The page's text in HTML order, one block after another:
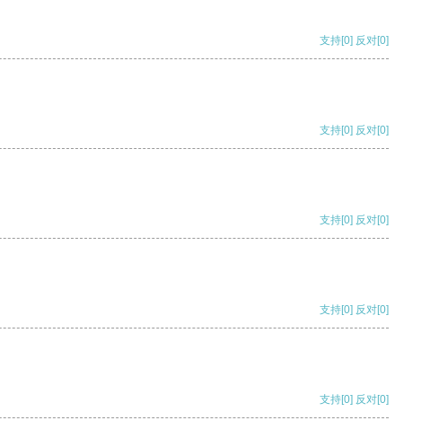
支持[0] 反对[0]
支持[0] 反对[0]
支持[0] 反对[0]
支持[0] 反对[0]
支持[0] 反对[0]